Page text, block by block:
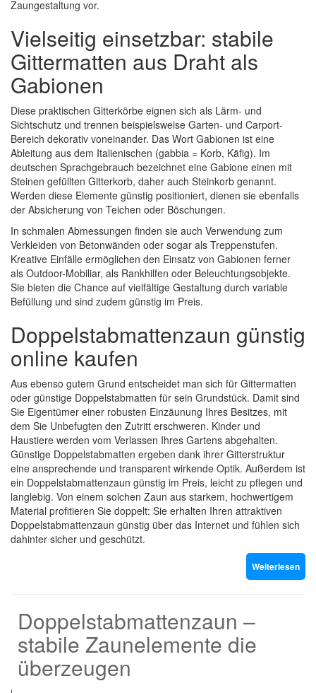
Zaungestaltung vor.
Vielseitig einsetzbar: stabile
Gittermatten aus Draht als
Gabionen
Diese praktischen Gitterkörbe eignen sich als Lärm- und
Sichtschutz und trennen beispielsweise Garten- und Carport-
Bereich dekorativ voneinander. Das Wort Gabionen ist eine
Ableitung aus dem Italienischen (gabbia = Korb, Käfig). Im
deutschen Sprachgebrauch bezeichnet eine Gabione einen mit
Steinen gefüllten Gitterkorb, daher auch Steinkorb genannt.
Werden diese Elemente günstig positioniert, dienen sie ebenfalls
der Absicherung von Teichen oder Böschungen.
In schmalen Abmessungen finden sie auch Verwendung zum
Verkleiden von Betonwänden oder sogar als Treppenstufen.
Kreative Einfälle ermöglichen den Einsatz von Gabionen ferner
als Outdoor-Mobiliar, als Rankhilfen oder Beleuchtungsobjekte.
Sie bieten die Chance auf vielfältige Gestaltung durch variable
Befüllung und sind zudem günstig im Preis.
Doppelstabmattenzaun günstig
online kaufen
Aus ebenso gutem Grund entscheidet man sich für Gittermatten
oder günstige Doppelstabmatten für sein Grundstück. Damit sind
Sie Eigentümer einer robusten Einzäunung Ihres Besitzes, mit
dem Sie Unbefugten den Zutritt erschweren. Kinder und
Haustiere werden vom Verlassen Ihres Gartens abgehalten.
Günstige Doppelstabmatten ergeben dank ihrer Gitterstruktur
eine ansprechende und transparent wirkende Optik. Außerdem ist
ein Doppelstabmattenzaun günstig im Preis, leicht zu pflegen und
langlebig. Von einem solchen Zaun aus starkem, hochwertigem
Material profitieren Sie doppelt: Sie erhalten Ihren attraktiven
Doppelstabmattenzaun günstig über das Internet und fühlen sich
dahinter sicher und geschützt.
Weiterlesen
Doppelstabmattenzaun –
stabile Zaunelemente die
überzeugen